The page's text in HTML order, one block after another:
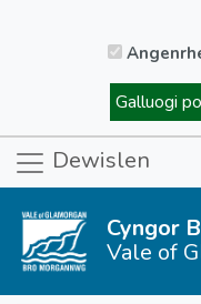
Galluogi
Dewislen
Cyngor
Vale of